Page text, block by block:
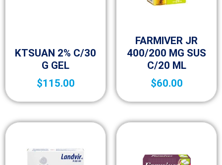
KTSUAN 2% C/30
G GEL
$115.00
FARMIVER JR
400/200 MG SUS
C/20 ML
$60.00